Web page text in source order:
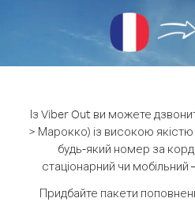
Із Viber Out ви можете
> Марокко) із високою якістю
будь-який номер за
стаціонарний чи мобільний
Придбайте пакети